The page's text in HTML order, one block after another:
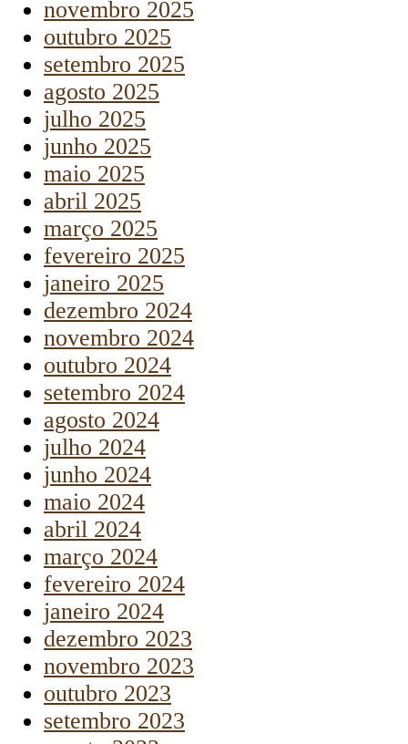
novembro 2025
outubro 2025
setembro 2025
agosto 2025
julho 2025
junho 2025
maio 2025
abril 2025
março 2025
fevereiro 2025
janeiro 2025
dezembro 2024
novembro 2024
outubro 2024
setembro 2024
agosto 2024
julho 2024
junho 2024
maio 2024
abril 2024
março 2024
fevereiro 2024
janeiro 2024
dezembro 2023
novembro 2023
outubro 2023
setembro 2023